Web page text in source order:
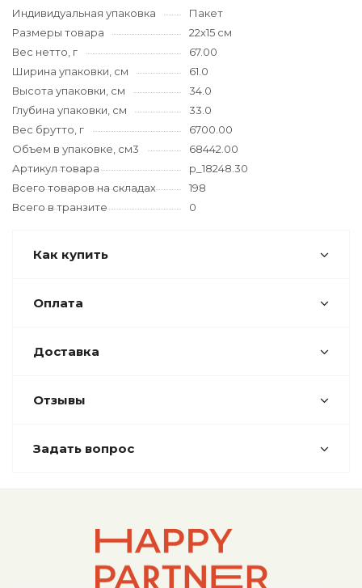
Индивидуальная упаковка
Пакет
Размеры товара
22х15 см
Вес нетто, г
67.00
Ширина упаковки, см
61.0
Высота упаковки, см
34.0
Глубина упаковки, см
33.0
Вес брутто, г
6700.00
Объем в упаковке, см3
68442.00
Артикул товара
p_18248.30
Всего товаров на складах
198
Всего в транзите
0
Как купить
Оплата
Доставка
Отзывы
Задать вопрос